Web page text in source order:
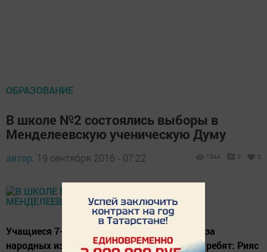
ОБРАЗОВАНИЕ
В школе №2 состоялись выборы в
Менделеевскую ученическую Думу
автор, 19 сентября 2016 - 07:22 1544 0 0
Учащиеся 7-11 классов отдали свои голоса за
народных избранников. Из числа активных ребят: Рияс